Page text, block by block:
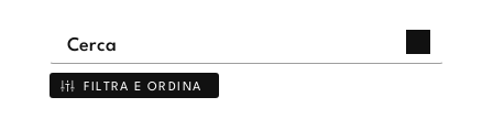
FILTRA E ORDINA